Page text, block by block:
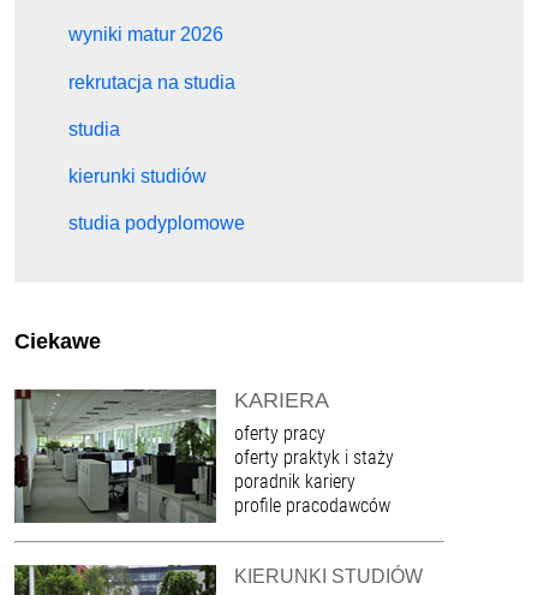
wyniki matur 2026
rekrutacja na studia
studia
kierunki studiów
studia podyplomowe
Ciekawe
KARIERA
oferty pracy
oferty praktyk i staży
poradnik kariery
profile pracodawców
KIERUNKI STUDIÓW